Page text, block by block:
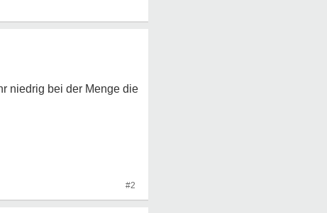
niedrig bei der Menge die
#2